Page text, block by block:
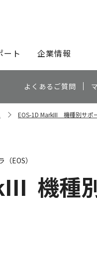
ート 企業情報
よくあるご質問
EOS-1D MarkIII 機種別サポ
機種
EOS）